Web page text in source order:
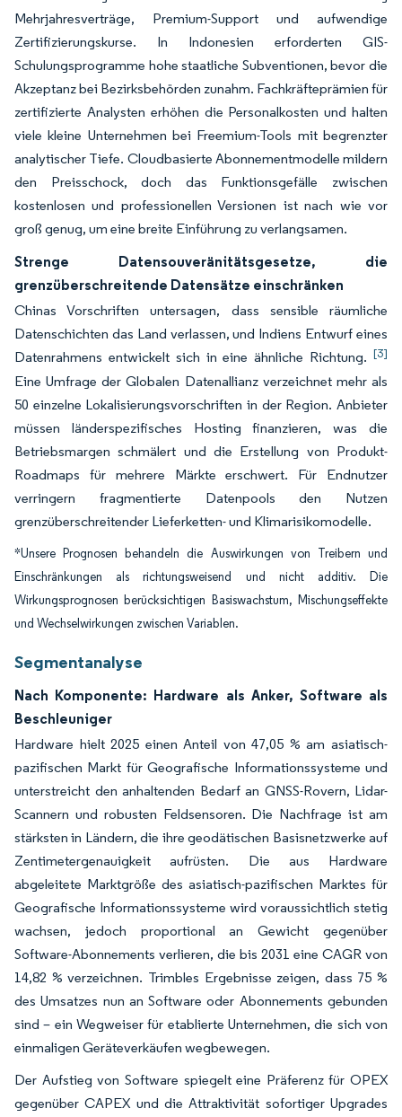
Mehrjahresverträge, Premium-Support und aufwendige
Zertifizierungskurse. In Indonesien erforderten GIS-
Schulungsprogramme hohe staatliche Subventionen, bevor die
Akzeptanz bei Bezirksbehörden zunahm. Fachkräfteprämien für
zertifizierte Analysten erhöhen die Personalkosten und halten
viele kleine Unternehmen bei Freemium-Tools mit begrenzter
analytischer Tiefe. Cloudbasierte Abonnementmodelle mildern
den Preisschock, doch das Funktionsgefälle zwischen
kostenlosen und professionellen Versionen ist nach wie vor
groß genug, um eine breite Einführung zu verlangsamen.
Strenge Datensouveränitätsgesetze, die
grenzüberschreitende Datensätze einschränken
Chinas Vorschriften untersagen, dass sensible räumliche
Datenschichten das Land verlassen, und Indiens Entwurf eines
Datenrahmens entwickelt sich in eine ähnliche Richtung. [3]
Eine Umfrage der Globalen Datenallianz verzeichnet mehr als
50 einzelne Lokalisierungsvorschriften in der Region. Anbieter
müssen länderspezifisches Hosting finanzieren, was die
Betriebsmargen schmälert und die Erstellung von Produkt-
Roadmaps für mehrere Märkte erschwert. Für Endnutzer
verringern fragmentierte Datenpools den Nutzen
grenzüberschreitender Lieferketten- und Klimarisikomodelle.
*Unsere Prognosen behandeln die Auswirkungen von Treibern und
Einschränkungen als richtungsweisend und nicht additiv. Die
Wirkungsprognosen berücksichtigen Basiswachstum, Mischungseffekte
und Wechselwirkungen zwischen Variablen.
Segmentanalyse
Nach Komponente: Hardware als Anker, Software als
Beschleuniger
Hardware hielt 2025 einen Anteil von 47,05 % am asiatisch-
pazifischen Markt für Geografische Informationssysteme und
unterstreicht den anhaltenden Bedarf an GNSS-Rovern, Lidar-
Scannern und robusten Feldsensoren. Die Nachfrage ist am
stärksten in Ländern, die ihre geodätischen Basisnetzwerke auf
Zentimetergenauigkeit aufrüsten. Die aus Hardware
abgeleitete Marktgröße des asiatisch-pazifischen Marktes für
Geografische Informationssysteme wird voraussichtlich stetig
wachsen, jedoch proportional an Gewicht gegenüber
Software-Abonnements verlieren, die bis 2031 eine CAGR von
14,82 % verzeichnen. Trimbles Ergebnisse zeigen, dass 75 %
des Umsatzes nun an Software oder Abonnements gebunden
sind – ein Wegweiser für etablierte Unternehmen, die sich von
einmaligen Geräteverkäufen wegbewegen.
Der Aufstieg von Software spiegelt eine Präferenz für OPEX
gegenüber CAPEX und die Attraktivität sofortiger Upgrades